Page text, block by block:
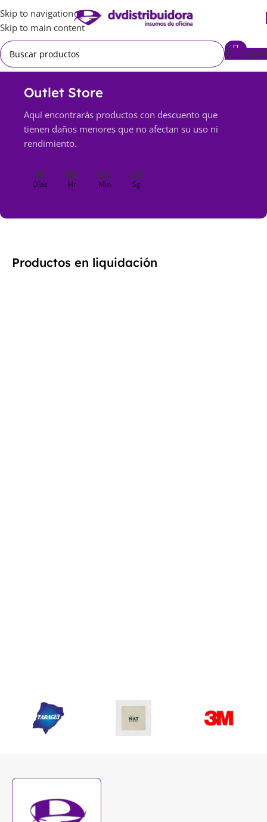
Skip to navigation
Skip to main content
$ 0,00
Outlet Store
Aquí encontrarás productos con descuento que
tienen daños menores que no afectan su uso ni
rendimiento.
0
Días
00
Hr
00
Min
00
Sg
Productos en liquidación